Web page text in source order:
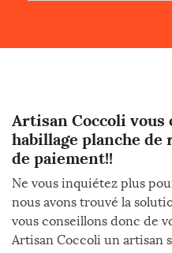
Artisan Coccoli vous
habillage planche
de paiement!!
Ne vous inquiétez plus
nous avons trouvé la
vous conseillons donc de
Artisan Coccoli un artisan